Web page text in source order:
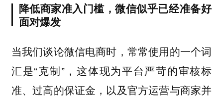
降低商家准入门槛，微信似乎已经准备好
面对爆发
当我们谈论微信电商时，常常使用的一个词
汇是“克制”，这体现为平台严苛的审核标
准、过高的保证金，以及官方运营与商家并